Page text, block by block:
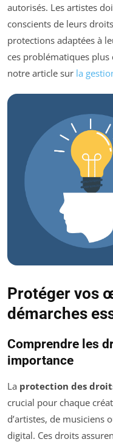
autorisés. Les artistes
conscients de leurs
protections adaptées à
ces problématiques
notre article sur la
Protéger vos
démarches
Comprendre les
importance
La protection des
crucial pour chaque
d’artistes, de musiciens
digital. Ces droits